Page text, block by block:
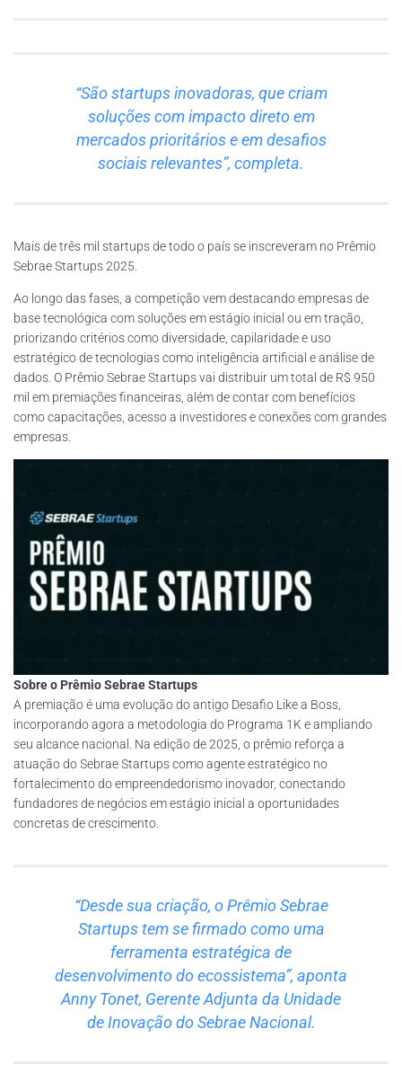
“São startups inovadoras, que criam
soluções com impacto direto em
mercados prioritários e em desafios
sociais relevantes”, completa.
Mais de três mil startups de todo o país se inscreveram no Prêmio
Sebrae Startups 2025.
Ao longo das fases, a competição vem destacando empresas de
base tecnológica com soluções em estágio inicial ou em tração,
priorizando critérios como diversidade, capilaridade e uso
estratégico de tecnologias como inteligência artificial e análise de
dados. O Prêmio Sebrae Startups vai distribuir um total de R$ 950
mil em premiações financeiras, além de contar com benefícios
como capacitações, acesso a investidores e conexões com grandes
empresas.
Sobre o Prêmio Sebrae Startups
A premiação é uma evolução do antigo Desafio Like a Boss,
incorporando agora a metodologia do Programa 1K e ampliando
seu alcance nacional. Na edição de 2025, o prêmio reforça a
atuação do Sebrae Startups como agente estratégico no
fortalecimento do empreendedorismo inovador, conectando
fundadores de negócios em estágio inicial a oportunidades
concretas de crescimento.
“Desde sua criação, o Prêmio Sebrae
Startups tem se firmado como uma
ferramenta estratégica de
desenvolvimento do ecossistema”, aponta
Anny Tonet, Gerente Adjunta da Unidade
de Inovação do Sebrae Nacional.